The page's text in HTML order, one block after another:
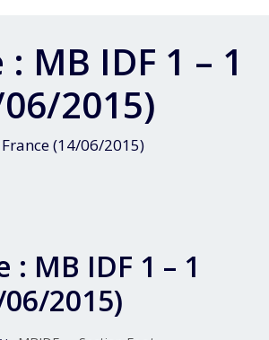
MB IDF 1 – 1
2015)
(14/06/2015)
MB IDF 1 – 1
2015)